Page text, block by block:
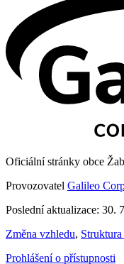
Oficiální stránky obce
Provozovatel Galileo
Poslední aktualizace: 30.
Změna vzhledu,
Prohlášení o přístupnosti